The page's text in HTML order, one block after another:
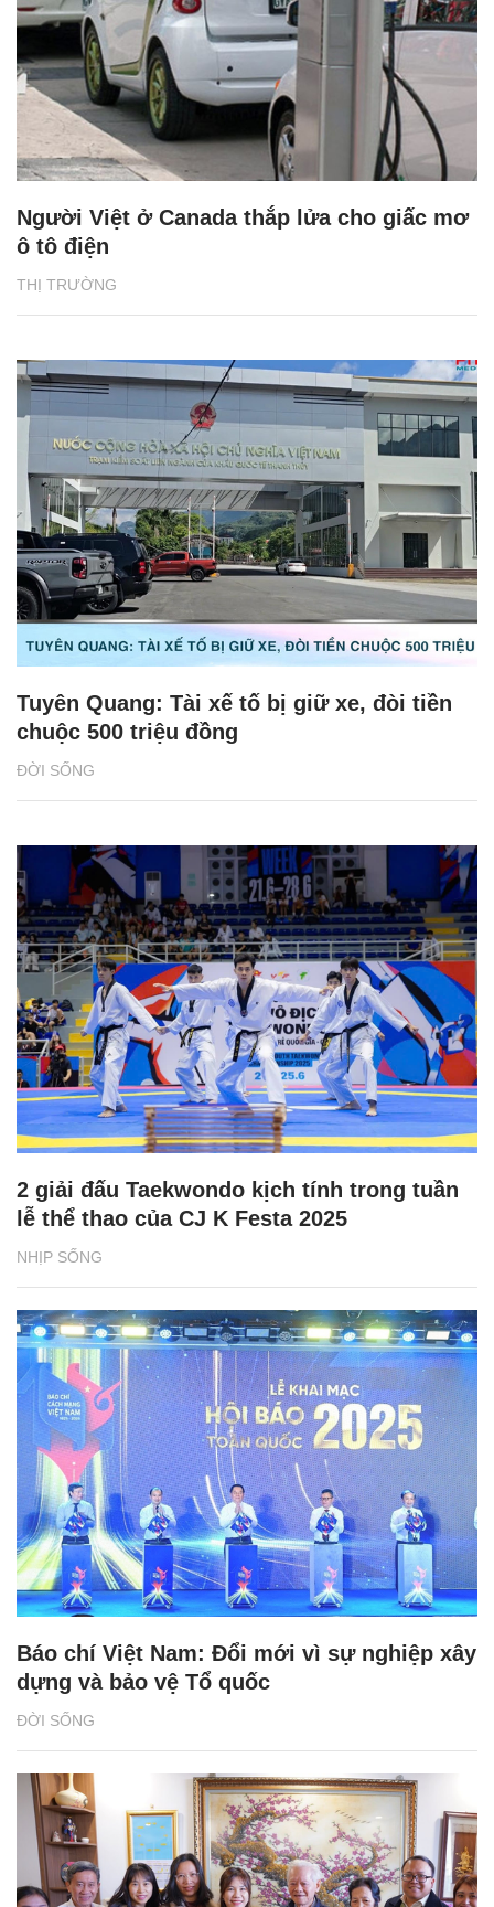
THỊ TRƯỜNG
Người Việt ở Canada thắp lửa cho giấc mơ
ô tô điện
ĐỜI SỐNG
Tuyên Quang: Tài xế tố bị giữ xe, đòi tiền
chuộc 500 triệu đồng
NHỊP SỐNG
2 giải đấu Taekwondo kịch tính trong tuần
lễ thể thao của CJ K Festa 2025
ĐỜI SỐNG
Báo chí Việt Nam: Đổi mới vì sự nghiệp xây
dựng và bảo vệ Tổ quốc